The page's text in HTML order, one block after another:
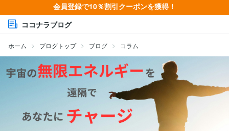
会員登録で10％割引クーポンを獲得！
ココナラブログ
ホーム ブログトップ ブログ コラム